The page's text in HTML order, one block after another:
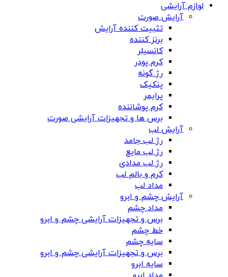
لوازم آرایشی
آرایش صورت
تثبیت کننده آرایش
برنز کننده
کانسیلر
کرم پودر
رژ گونه
پنکیک
پرایمر
کرم پوشاننده
برس ها و تجهیزات آرایشی صورت
آرایش لب
رژ لب جامد
رژ لب مایع
رژ لب مدادی
کرم و بالم لب
مداد لب
آرایش چشم و ابرو
مداد چشم
برس و تجهیزات آرایشی چشم و ابرو
خط چشم
سایه چشم
برس و تجهیزات آرایشی چشم و ابرو
سایه ابرو